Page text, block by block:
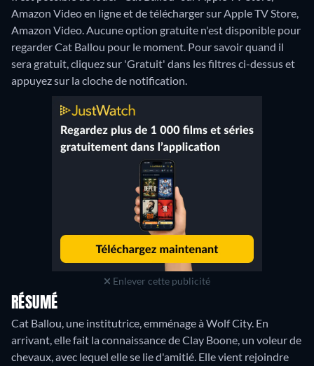
Amazon Video en ligne et de télécharger sur Apple TV Store,
Amazon Video.Aucune option gratuite n'est disponible pour
regarder Cat Ballou pour le moment. Pour savoir quand il
sera gratuit, cliquez sur 'Gratuit' dans les filtres ci-dessus et
appuyez sur la cloche de notification.
Enlever cette publicité
RÉSUMÉ
Cat Ballou, une institutrice, emménage à Wolf City. En
arrivant, elle fait la connaissance de Clay Boone, un voleur de
chevaux, avec lequel elle se lie d'amitié. Elle vient rejoindre